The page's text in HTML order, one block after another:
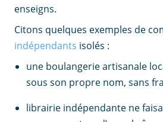
enseigns.
Citons quelques exemples de
indépendants isolés :
une boulangerie artisanale
sous son propre nom, sans
librairie indépendante ne